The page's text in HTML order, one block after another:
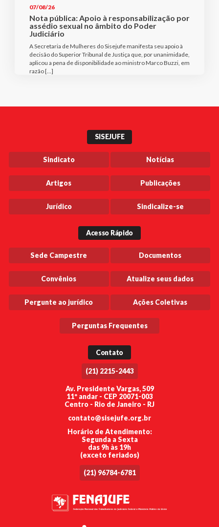
07/08/26
Nota pública: Apoio à responsabilização por
assédio sexual no âmbito do Poder
Judiciário
A Secretaria de Mulheres do Sisejufe manifesta seu apoio à
decisão do Superior Tribunal de Justiça que, por unanimidade,
aplicou a pena de disponibilidade ao ministro Marco Buzzi, em
razão […]
SISEJUFE
Sindicato Notícias
Artigos Publicações
Jurídico Sindicalize-se
Acesso Rápido
Sede Campestre Documentos
Convênios Atualize seus dados
Pergunte ao jurídico Ações Coletivas
Perguntas Frequentes
Contato
(21) 2215-2443
Av. Presidente Vargas, 509
11º andar - CEP 20071-003
Centro - Rio de Janeiro - RJ
contato@sisejufe.org.br
Horário de Atendimento:
Segunda a Sexta
das 9h às 19h
(exceto feriados)
(21) 96784-6781